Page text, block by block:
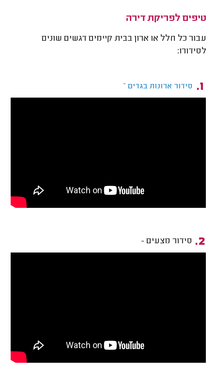
טיפים לפריקת דירה
עבור כל חלל או ארון בבית קיימים דגשים שונים
לסידורו:
סידור ארונות בגדים –
סידור מצעים -